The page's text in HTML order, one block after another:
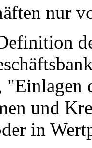
nur
"Einlagen
und
in